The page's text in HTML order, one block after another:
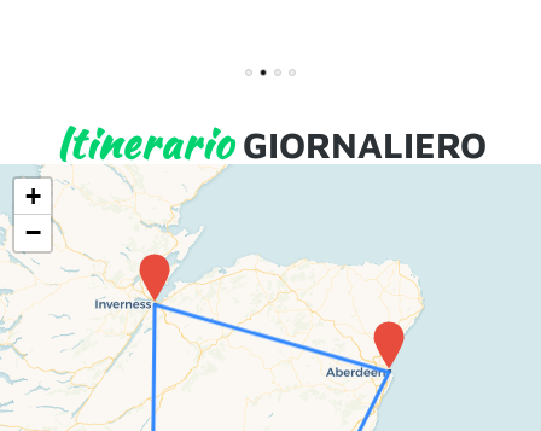
ItinerarioGIORNALIERO
+
−